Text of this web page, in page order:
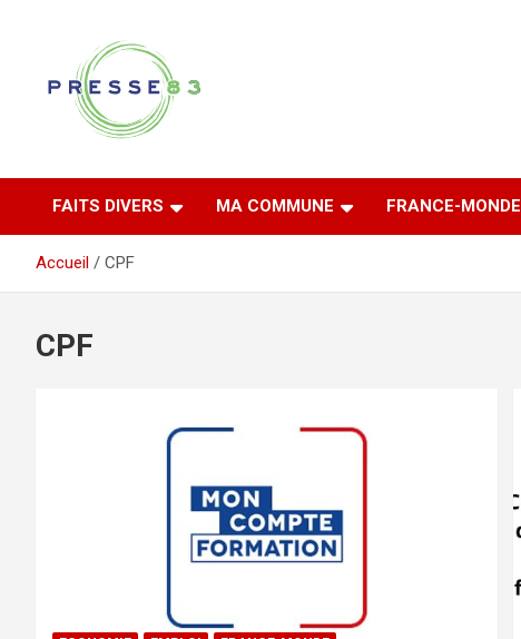
Presse 83
FAITS DIVERS MA COMMUNE FRANCE-MONDE
Accueil CPF
CPF